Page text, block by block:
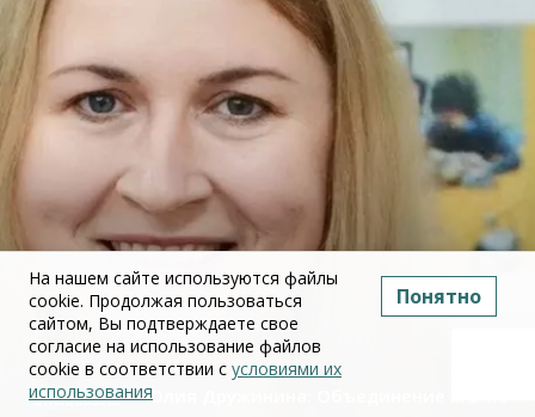
Юлия Дружинина: Объединение ЕГЭ по
На нашем сайте используются файлы
cookie. Продолжая пользоваться
сайтом, Вы подтверждаете свое
согласие на использование файлов
cookie в соответствии с условиями их
использования
Понятно